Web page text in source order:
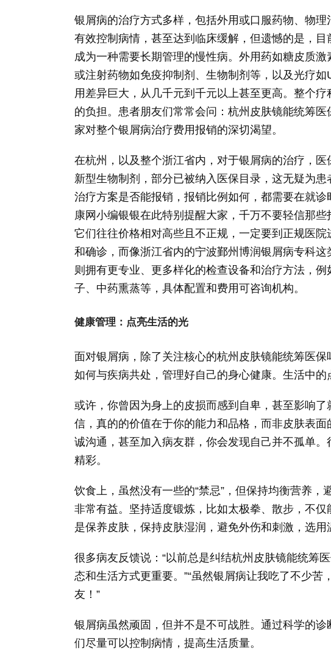
银屑病的治疗方式多样，包括外用或口服药物、物
有效控制病情，甚至达到临床缓解，但遗憾的是，
成为一种需要长期管理的慢性病。外用药如糖皮质
或注射药物如免疫抑制剂、生物制剂等，以及光疗
用差异巨大，从几千元到千元以上甚至更高。整个
的负担。患者朋友们常常会问：杭州皮肤镜能统筹
家对整个银屑病治疗费用报销的深切渴望。
在杭州，以及整个浙江省内，对于银屑病的治疗，
新型生物制剂，部分已被纳入医保目录，这无疑为
治疗方案是否能报销，报销比例如何，都需要在就
康网小编银银在此特别提醒大家，千万不要轻信那些
它们往往价格相对高些且不正规，一定要到正规医
和确诊，而像浙江省内的宁波鄞州博润银屑病专科
则拥有更专业、更多样化的检查设备和治疗方法，
子、中药熏蒸等，具体配置和费用可咨询机构。
健康管理：点亮生活的光
面对银屑病，除了关注核心的杭州皮肤镜能统筹医
如何与疾病共处，管理好自己的身心健康。生活中的
或许，你曾因为身上的皮损而感到自卑，甚至影响
信，真的的价值在于你的能力和品格，而非皮肤表
诚沟通，甚至加入病友群，你会发现自己并不孤单
精彩。
饮食上，虽然没有一些的“禁忌”，但保持均衡营养
非常有益。坚持适度锻炼，比如太极拳、散步，不
是保养皮肤，保持皮肤湿润，避免外伤和刺激，选用
很多病友反馈说：“以前总是纠结杭州皮肤镜能统筹
态和生活方式更重要。”“虽然银屑病让我吃了不少
友！”
银屑病虽然顽固，但并不是不可战胜。通过科学的
们尽量可以控制病情，提高生活质量。